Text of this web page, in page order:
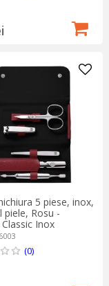
5 piese, inox,
Rosu -
Inox
(0)